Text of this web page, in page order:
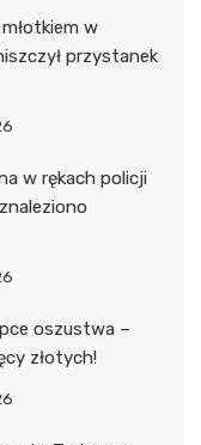
w
przystanek
w rękach policji
oszustwa –
złotych!